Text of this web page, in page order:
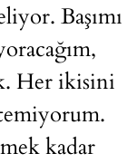
Başımı
Her ikisini
kadar